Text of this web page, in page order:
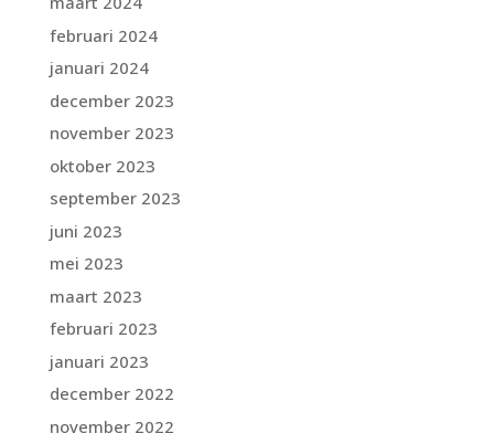
februari 2024
januari 2024
december 2023
november 2023
oktober 2023
september 2023
juni 2023
mei 2023
maart 2023
februari 2023
januari 2023
december 2022
november 2022